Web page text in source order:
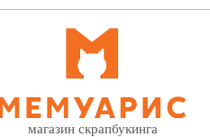
магазин скрапбукинга